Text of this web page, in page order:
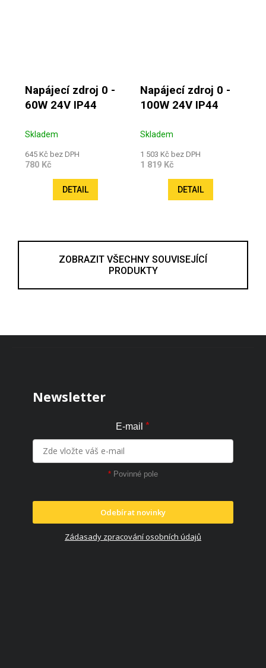
Napájecí zdroj 0 -
60W 24V IP44
Skladem
645 Kč bez DPH
780 Kč
DETAIL
Napájecí zdroj 0 -
100W 24V IP44
Skladem
1 503 Kč bez DPH
1 819 Kč
DETAIL
ZOBRAZIT VŠECHNY SOUVISEJÍCÍ
PRODUKTY
Newsletter
E-mail *
* Povinné pole
Odebírat novinky
Zádasady zpracování osobních údajů